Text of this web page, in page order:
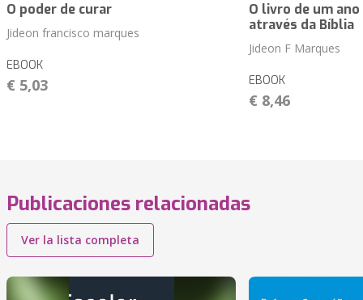
O poder de curar
Jideon francisco marques
EBOOK
€ 5,03
O livro de um
através da Bíblia
Jideon F Marques
EBOOK
€ 8,46
Publicaciones relacionadas
Ver la lista completa